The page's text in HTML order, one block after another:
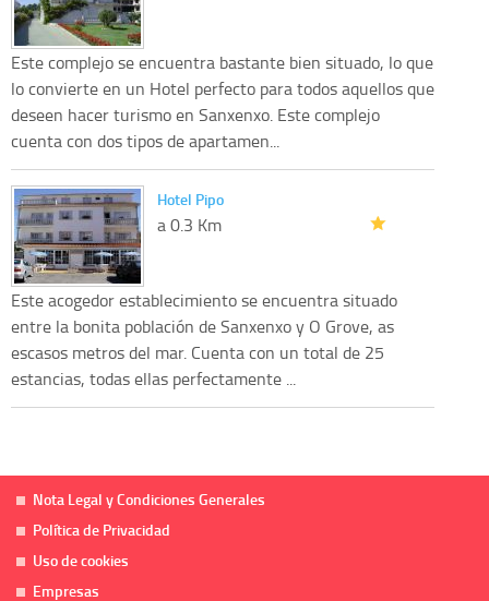
Este complejo se encuentra bastante bien situado, lo que
lo convierte en un Hotel perfecto para todos aquellos que
deseen hacer turismo en Sanxenxo. Este complejo
cuenta con dos tipos de apartamen...
Hotel Pipo
a 0.3 Km
Este acogedor establecimiento se encuentra situado
entre la bonita población de Sanxenxo y O Grove, as
escasos metros del mar. Cuenta con un total de 25
estancias, todas ellas perfectamente ...
Nota Legal y Condiciones Generales
Política de Privacidad
Uso de cookies
Empresas